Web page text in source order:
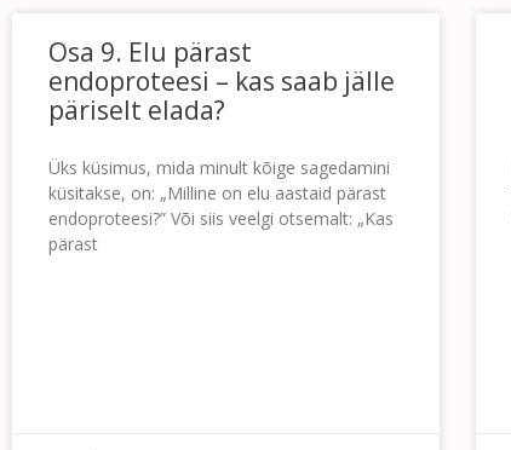
Osa 9. Elu pärast
endoproteesi – kas saab jälle
päriselt elada?
Üks küsimus, mida minult kõige sagedamini
küsitakse, on: „Milline on elu aastaid pärast
endoproteesi?” Või siis veelgi otsemalt: „Kas
pärast